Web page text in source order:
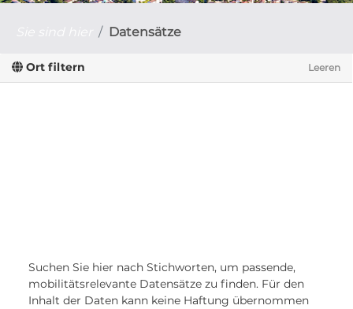
Datensätze
Ort filtern Leeren
Suchen Sie hier nach Stichworten, um passende,
mobilitätsrelevante Datensätze zu finden. Für den
Inhalt der Daten kann keine Haftung übernommen